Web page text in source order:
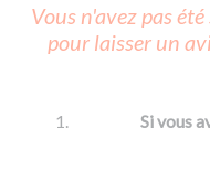
Code de
Passer l'ASSR
Réviser le code
Passer l'ETM
Permis voiture
Vous n'avez pas
pour laisser un
Si vous